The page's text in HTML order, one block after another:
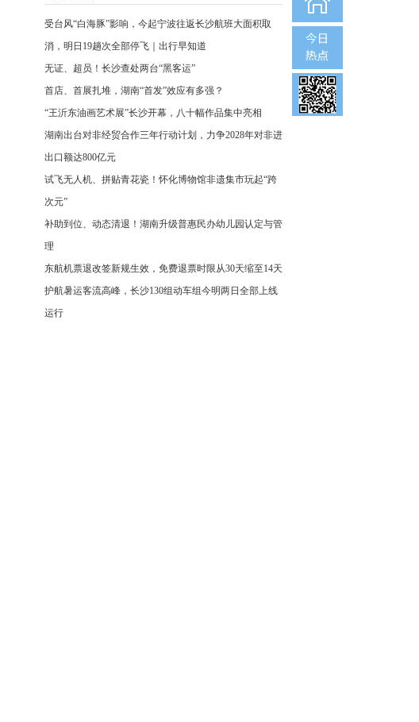
受台风“白海豚”影响，今起宁波往返长沙航班大面积取
消，明日19趟次全部停飞｜出行早知道
无证、超员！长沙查处两台“黑客运”
首店、首展扎堆，湖南“首发”效应有多强？
“王沂东油画艺术展”长沙开幕，八十幅作品集中亮相
湖南出台对非经贸合作三年行动计划，力争2028年对非进
出口额达800亿元
试飞无人机、拼贴青花瓷！怀化博物馆非遗集市玩起“跨
次元”
补助到位、动态清退！湖南升级普惠民办幼儿园认定与管
理
东航机票退改签新规生效，免费退票时限从30天缩至14天
护航暑运客流高峰，长沙130组动车组今明两日全部上线
运行